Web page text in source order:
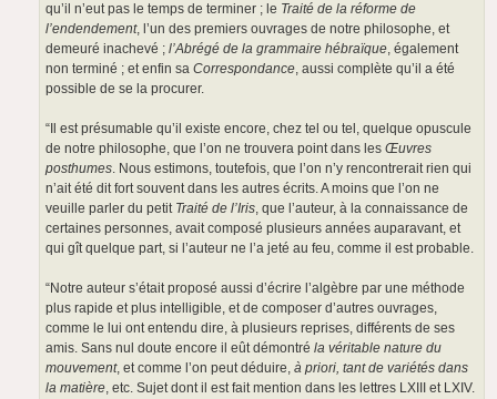
qu’il n’eut pas le temps de terminer ; le Traité de la réforme de
l’endendement, l’un des premiers ouvrages de notre philosophe, et
demeuré inachevé ; l’Abrégé de la grammaire hébraïque, également
non terminé ; et enfin sa Correspondance, aussi complète qu’il a été
possible de se la procurer.
“Il est présumable qu’il existe encore, chez tel ou tel, quelque opuscule
de notre philosophe, que l’on ne trouvera point dans les Œuvres
posthumes. Nous estimons, toutefois, que l’on n’y rencontrerait rien qui
n’ait été dit fort souvent dans les autres écrits. A moins que l’on ne
veuille parler du petit Traité de l’Iris, que l’auteur, à la connaissance de
certaines personnes, avait composé plusieurs années auparavant, et
qui gît quelque part, si l’auteur ne l’a jeté au feu, comme il est probable.
“Notre auteur s’était proposé aussi d’écrire l’algèbre par une méthode
plus rapide et plus intelligible, et de composer d’autres ouvrages,
comme le lui ont entendu dire, à plusieurs reprises, différents de ses
amis. Sans nul doute encore il eût démontré la véritable nature du
mouvement, et comme l’on peut déduire, à priori, tant de variétés dans
la matière, etc. Sujet dont il est fait mention dans les lettres LXIII et LXIV.